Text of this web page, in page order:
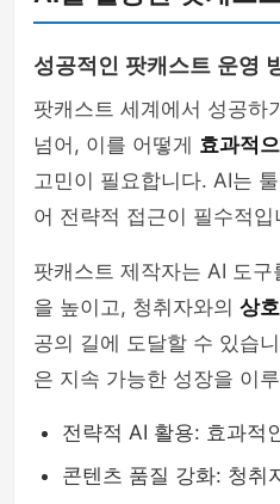
성공적인 팟캐스트 운영
팟캐스트 세계에서 성공하
넘어, 이를 어떻게 효과적
고민이 필요합니다. AI는
어 전략적 접근이 필수적입
팟캐스트 제작자는 AI 도구
을 높이고, 청취자와의 상
공의 길에 도달할 수 있습
은 지속 가능한 성장을 이
전략적 AI 활용: 효과적
콘텐츠 품질 강화: 청취